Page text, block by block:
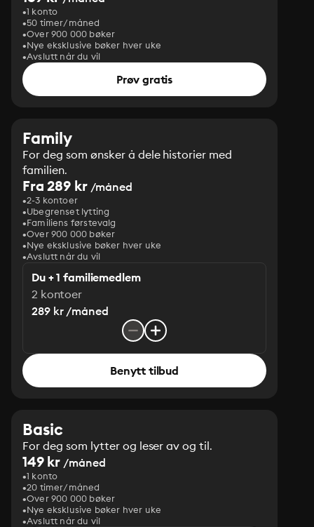
1 konto
50 timer/måned
Over 900 000 bøker
Nye eksklusive bøker hver uke
Avslutt når du vil
Prøv gratis
Family
For deg som ønsker å dele historier med
familien.
Fra 289 kr/måned
2-3 kontoer
Ubegrenset lytting
Familiens førstevalg
Over 900 000 bøker
Nye eksklusive bøker hver uke
Avslutt når du vil
Du + 1 familiemedlem
2 kontoer
289 kr /måned
Benytt tilbud
Basic
For deg som lytter og leser av og til.
149 kr /måned
1 konto
20 timer/måned
Over 900 000 bøker
Nye eksklusive bøker hver uke
Avslutt når du vil